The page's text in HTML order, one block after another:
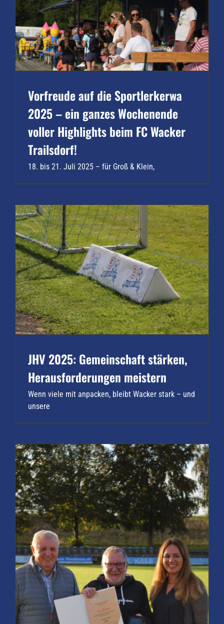
Vorfreude auf die Sportlerkerwa
2025 – ein ganzes Wochenende
voller Highlights beim FC Wacker
Trailsdorf!
18. bis 21. Juli 2025 – für Groß & Klein,
JHV 2025: Gemeinschaft stärken,
Herausforderungen meistern
Wenn viele mit anpacken, bleibt Wacker stark – und
unsere